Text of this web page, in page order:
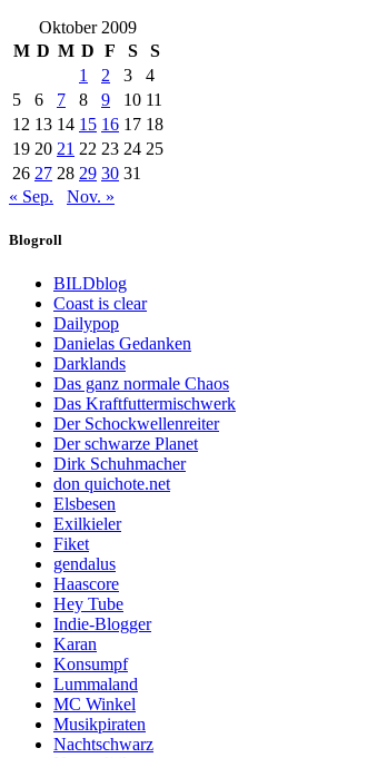
Oktober 2009
M D M D F S
S
1
2 3
4
5
6 7 8 9 10 11
12 13 14 15 16 17 18
19 20 21 22 23 24 25
26 27 28 29 30 31
« Sep.
Nov. »
Blogroll
BILDblog
Coast is clear
Dailypop
Danielas Gedanken
Darklands
Das ganz normale Chaos
Das Kraftfuttermischwerk
Der Schockwellenreiter
Der schwarze Planet
Dirk Schuhmacher
don quichote.net
Elsbesen
Exilkieler
Fiket
gendalus
Haascore
Hey Tube
Indie-Blogger
Karan
Konsumpf
Lummaland
MC Winkel
Musikpiraten
Nachtschwarz